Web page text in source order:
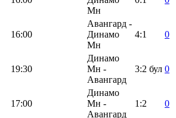
Мн
16:00
Авангард -
Динамо
Мн
4:1 0
19:30
Динамо
Мн -
Авангард
3:2 бул 0
17:00
Динамо
Мн -
Авангард
1:2 0